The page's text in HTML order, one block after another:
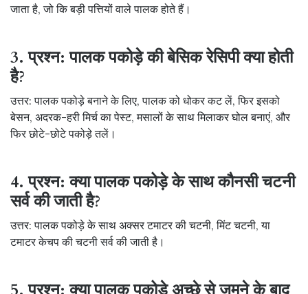
जाता है, जो कि बड़ी पत्तियों वाले पालक होते हैं।
3. प्रश्न: पालक पकोड़े की बेसिक रेसिपी क्या होती
है?
उत्तर: पालक पकोड़े बनाने के लिए, पालक को धोकर कट लें, फिर इसको
बेसन, अदरक-हरी मिर्च का पेस्ट, मसालों के साथ मिलाकर घोल बनाएं, और
फिर छोटे-छोटे पकोड़े तलें।
4. प्रश्न: क्या पालक पकोड़े के साथ कौनसी चटनी
सर्व की जाती है?
उत्तर: पालक पकोड़े के साथ अक्सर टमाटर की चटनी, मिंट चटनी, या
टमाटर केचप की चटनी सर्व की जाती है।